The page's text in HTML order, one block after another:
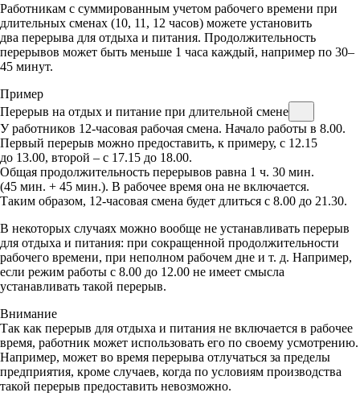
Работникам с суммированным учетом рабочего времени при
длительных сменах (10, 11, 12 часов) можете установить
два перерыва для отдыха и питания. Продолжительность
перерывов может быть меньше 1 часа каждый, например по 30–
45 минут.
Пример
Перерыв на отдых и питание при длительной смене
У работников 12-часовая рабочая смена. Начало работы в 8.00.
Первый перерыв можно предоставить, к примеру, с 12.15
до 13.00, второй – с 17.15 до 18.00.
Общая продолжительность перерывов равна 1 ч. 30 мин.
(45 мин. + 45 мин.). В рабочее время она не включается.
Таким образом, 12-часовая смена будет длиться с 8.00 до 21.30.
В некоторых случаях можно вообще не устанавливать перерыв
для отдыха и питания: при сокращенной продолжительности
рабочего времени, при неполном рабочем дне и т. д. Например,
если режим работы с 8.00 до 12.00 не имеет смысла
устанавливать такой перерыв.
Внимание
Так как перерыв для отдыха и питания не включается в рабочее
время, работник может использовать его по своему усмотрению.
Например, может во время перерыва отлучаться за пределы
предприятия, кроме случаев, когда по условиям производства
такой перерыв предоставить невозможно.